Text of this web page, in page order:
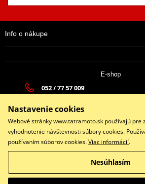
Info o nákupe
E-shop
052 / 77 57 009
Po - Pia 9:00-17:00 | So: 9:00-
Facebook
Copyright © 2026
Všetky práva vyhradené
Nastavenie cookies
Webové stránky www.tatramoto.sk používajú pre
vyhodnotenie návštevnosti súbory cookies.
používaním súborov cookies.Viac informácií.
Nesúhlasím